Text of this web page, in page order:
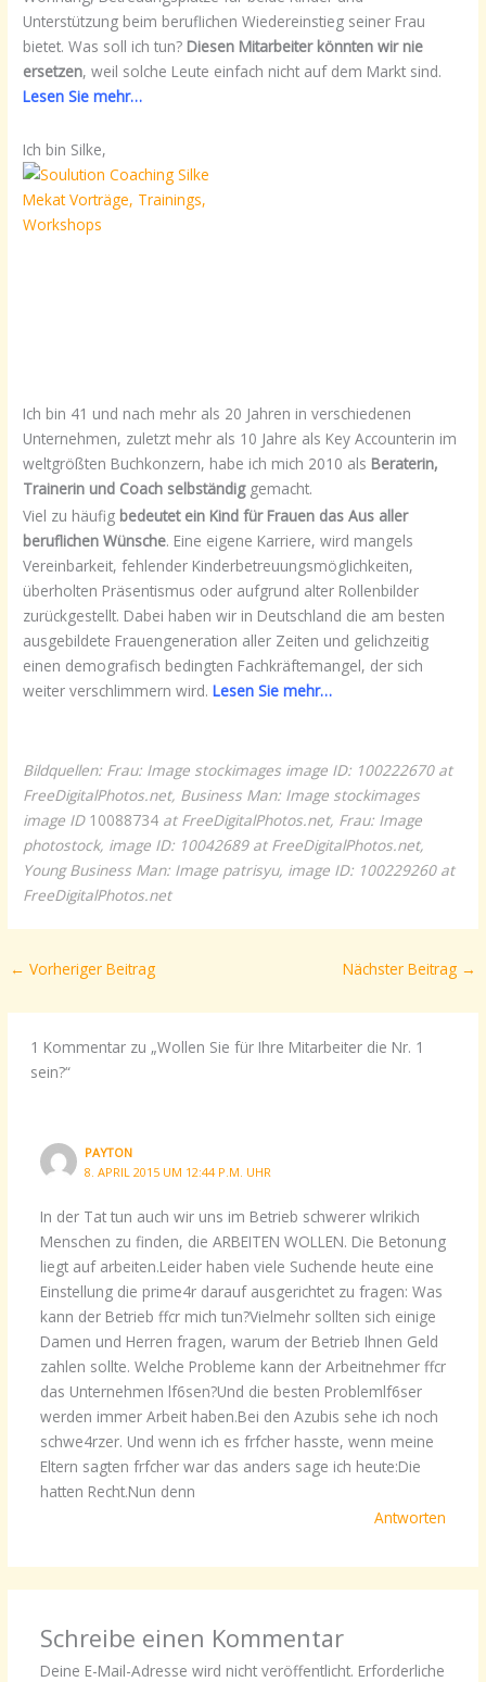
Unterstützung beim beruflichen Wiedereinstieg seiner Frau
bietet. Was soll ich tun? Diesen Mitarbeiter könnten wir nie
ersetzen, weil solche Leute einfach nicht auf dem Markt sind.
Lesen Sie mehr…
Ich bin Silke,
Ich bin 41 und nach mehr als 20 Jahren in verschiedenen
Unternehmen, zuletzt mehr als 10 Jahre als Key Accounterin im
weltgrößten Buchkonzern, habe ich mich 2010 als Beraterin,
Trainerin und Coach selbständiggemacht.
Viel zu häufig bedeutet ein Kind für Frauen das Aus aller
beruflichen Wünsche. Eine eigene Karriere, wird mangels
Vereinbarkeit, fehlender Kinderbetreuungsmöglichkeiten,
überholten Präsentismus oder aufgrund alter Rollenbilder
zurückgestellt. Dabei haben wir in Deutschland die am besten
ausgebildete Frauengeneration aller Zeiten und gelichzeitig
einen demografisch bedingten Fachkräftemangel, der sich
weiter verschlimmern wird. Lesen Sie mehr…
Bildquellen: Frau: Image stockimages image ID: 100222670 at
FreeDigitalPhotos.net, Business Man: Image stockimages
image ID 10088734 at FreeDigitalPhotos.net, Frau: Image
photostock, image ID: 10042689 at FreeDigitalPhotos.net,
Young Business Man: Image patrisyu, image ID: 100229260 at
FreeDigitalPhotos.net
← Vorheriger Beitrag Nächster Beitrag →
1 Kommentar zu „Wollen Sie für Ihre Mitarbeiter die Nr. 1
sein?“
PAYTON
8. APRIL 2015 UM 12:44 P.M. UHR
In der Tat tun auch wir uns im Betrieb schwerer wlrikich
Menschen zu finden, die ARBEITEN WOLLEN. Die Betonung
liegt auf arbeiten.Leider haben viele Suchende heute eine
Einstellung die prime4r darauf ausgerichtet zu fragen: Was
kann der Betrieb ffcr mich tun?Vielmehr sollten sich einige
Damen und Herren fragen, warum der Betrieb Ihnen Geld
zahlen sollte. Welche Probleme kann der Arbeitnehmer ffcr
das Unternehmen lf6sen?Und die besten Problemlf6ser
werden immer Arbeit haben.Bei den Azubis sehe ich noch
schwe4rzer. Und wenn ich es frfcher hasste, wenn meine
Eltern sagten frfcher war das anders sage ich heute:Die
hatten Recht.Nun denn
Antworten
Schreibe einen Kommentar
Deine E-Mail-Adresse wird nicht veröffentlicht. Erforderliche